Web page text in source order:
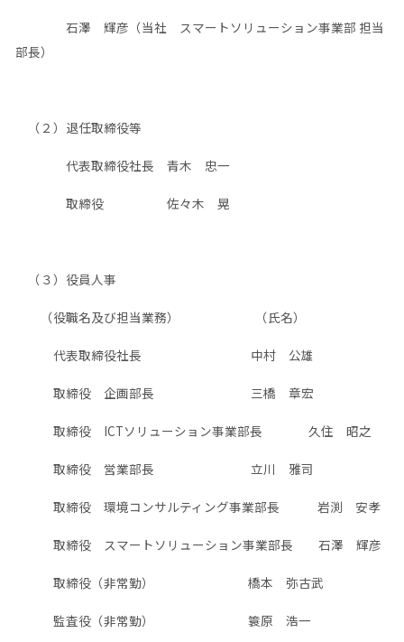
石澤 輝彦（当社 スマートソリューション事業部 担当
部長）
（２）退任取締役等
代表取締役社長 青木 忠一
取締役 佐々木 晃
（３）役員人事
（役職名及び担当業務） （氏名）
代表取締役社長 中村 公雄
取締役 企画部長 三橋 章宏
取締役 ICTソリューション事業部長 久住 昭之
取締役 営業部長 立川 雅司
取締役 環境コンサルティング事業部長 岩渕 安孝
取締役 スマートソリューション事業部長 石澤 輝彦
取締役（非常勤） 橋本 弥古武
監査役（非常勤） 簑原 浩一